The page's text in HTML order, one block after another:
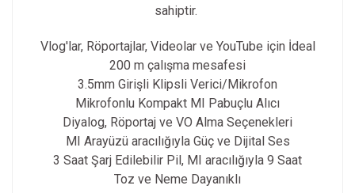
sahiptir.
Vlog'lar, Röportajlar, Videolar ve YouTube için İdeal
200 m çalışma mesafesi
3.5mm Girişli Klipsli Verici/Mikrofon
Mikrofonlu Kompakt MI Pabuçlu Alıcı
Diyalog, Röportaj ve VO Alma Seçenekleri
MI Arayüzü aracılığıyla Güç ve Dijital Ses
3 Saat Şarj Edilebilir Pil, MI aracılığıyla 9 Saat
Toz ve Neme Dayanıklı